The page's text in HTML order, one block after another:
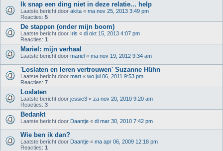
Ik snap een ding niet in deze relatie... help
Laatste bericht door akita « ma nov 25, 2013 3:49 pm
Reacties: 5
De stappen (onder mijn boom)
Laatste bericht door Iris « di okt 15, 2013 4:07 pm
Reacties: 1
Mariel: mijn verhaal
Laatste bericht door mariel « ma nov 19, 2012 9:34 am
'Loslaten en leren vertrouwen' Suzanne Hühn
Laatste bericht door mart « wo jul 06, 2011 9:53 pm
Reacties: 7
Loslaten
Laatste bericht door jessie3 « za nov 20, 2010 9:20 am
Reacties: 3
Bedankt
Laatste bericht door Daantje « di mar 30, 2010 7:42 pm
Wie ben ik dan?
Laatste bericht door Daantje « ma apr 06, 2009 12:18 pm
Reacties: 1